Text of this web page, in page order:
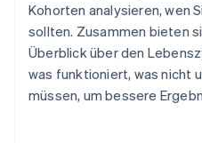
Kohorten analysieren, wen
sollten. Zusammen bieten
Überblick über den
was funktioniert, was nicht
müssen, um bessere